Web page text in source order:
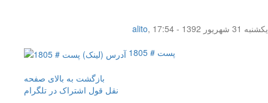
alito,
یکشنبه 31 شهریور 1392 - 17:54
پست # 1805
بازگشت به بالای صفحه
نقل قول اشتراک در تلگرام